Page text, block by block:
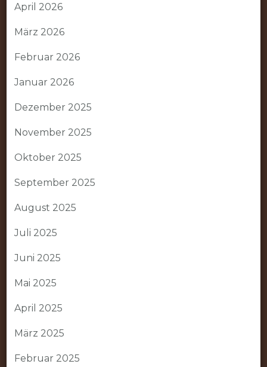
April 2026
März 2026
Februar 2026
Januar 2026
Dezember 2025
November 2025
Oktober 2025
September 2025
August 2025
Juli 2025
Juni 2025
Mai 2025
April 2025
März 2025
Februar 2025